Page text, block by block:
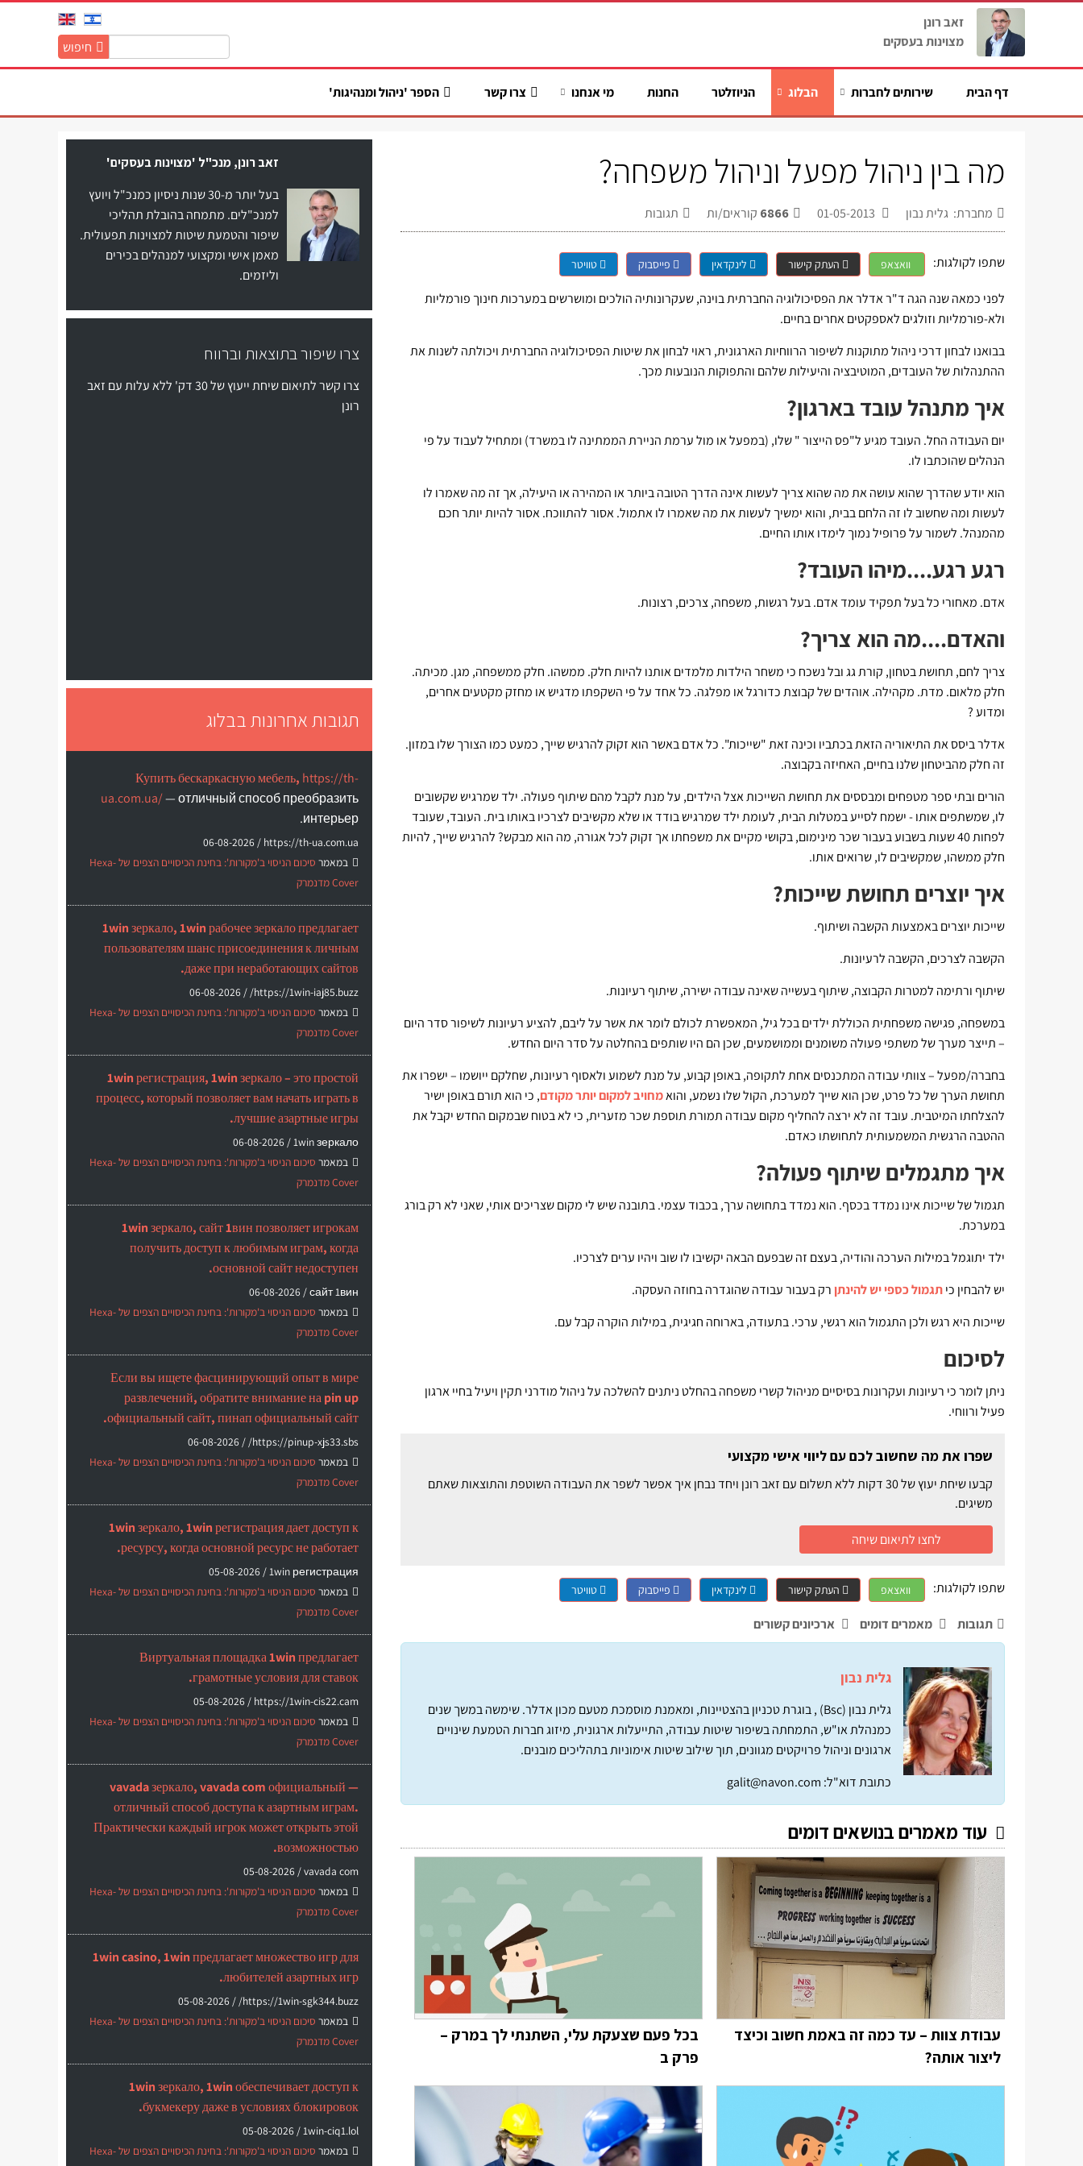
באתר:
חיפוש
זאב רונן
מצוינות בעסקים
דף הבית שירותים לחברות הבלוג הניוזלטר החנות מי אנחנו צרו קשר הספר 'ניהול ומנהיגות'
מה בין ניהול מפעל וניהול משפחה?
מחברת: גלית נבון 6866 קוראים/ות תגובות
שתפו לקולגות: וואצאפ העתק קישור לינקדאין פייסבוק טוויטר
לפני כמאה שנה הגה ד"ר אדלר את הפסיכולוגיה החברתית בוינה, שעקרונותיה הולכים ומושרשים במערכות חינוך פורמליות
ולא-פורמליות וזולגים לאספקטים אחרים בחיים.
בבואנו לבחון דרכי ניהול מתוקנות לשיפור הרווחיות הארגונית, ראוי לבחון את שיטות הפסיכולוגיה החברתית ויכולתה לשנות את
ההתנהלות של העובדים, המוטיבציה והיעילות שלהם והתפוקות הנובעות מכך.
איך מתנהל עובד בארגון?
יום העבודה החל. העובד מגיע ל"פס הייצור " שלו, (במפעל או מול ערמת הניירת הממתינה לו במשרד) ומתחיל לעבוד על פי
הנהלים שהוכתבו לו.
הוא יודע שהדרך שהוא עושה את מה שהוא צריך לעשות אינה הדרך הטובה ביותר או המהירה או היעילה, אך זה מה שאמרו לו
לעשות ומה שחשוב לו זה הלחם בבית, והוא ימשיך לעשות את מה שאמרו לו אתמול. אסור להתווכח. אסור להיות יותר חכם
מהמנהל. לשמור על פרופיל נמוך לימדו אותו החיים.
רגע רגע....מיהו העובד?
אדם. מאחורי כל בעל תפקיד עומד אדם. בעל רגשות, משפחה, צרכים, רצונות.
והאדם....מה הוא צריך?
צריך לחם, תחושת בטחון, קורת גג ובל נשכח כי משחר הילדות מלמדים אותנו להיות חלק. ממשהו. חלק ממשפחה, מגן. מכיתה.
חלק מלאום. מדת. מקהילה. אוהדים של קבוצת כדורגל או מפלגה. כל אחד על פי השקפתו מדגיש או מחזק מקטעים אחרים,
ומדוע ?
אדלר ביסס את התיאוריה הזאת בכתביו וכינה זאת "שייכות". כל אדם באשר הוא זקוק להרגיש שייך, כמעט כמו הצורך שלו במזון.
זה חלק מהביטחון שלנו בחיים, האחיזה בקבוצה.
הורים ובתי ספר מטפחים ומבססים את תחושת השייכות אצל הילדים, על מנת לקבל מהם שיתוף פעולה. ילד שמרגיש שקשובים
לו, שמשתפים אותו - ישמח לסייע במטלות הבית, לעומת ילד שמרגיש בודד או שלא מקשיבים לצרכיו באותו בית. העובד, שעובד
לפחות 40 שעות בשבוע בעבור שכר מינימום, בקושי מקיים את משפחתו אך זקוק לכל אגורה, מה הוא מבקש? להרגיש שייך, להיות
חלק ממשהו, שמקשיבים לו, שרואים אותו.
איך יוצרים תחושת שייכות?
שייכות יוצרים באמצעות הקשבה ושיתוף.
הקשבה לצרכים, הקשבה לרעיונות.
שיתוף ורתימה למטרות הקבוצה, שיתוף בעשייה שאינה עבודה ישירה, שיתוף רעיונות.
במשפחה, פגישה משפחתית הכוללת ילדים בכל גיל, המאפשרת לכולם לומר את אשר על ליבם, להציע רעיונות לשיפור סדר היום
– תייצר מערך של משתפי פעולה משומנים וממושמעים, שכן הם היו שותפים בהחלטה על סדר היום החדש.
בחברה/מפעל – צוותי עבודה המתכנסים אחת לתקופה, באופן קבוע, על מנת לשמוע ולאסוף רעיונות, שחלקם ייושמו – ישפרו את
תחושת הערך של כל פרט, שכן הוא שייך למערכת, הקול שלו נשמע, והואמחויב למקום יותר מקודם, כי הוא תורם באופן ישיר
להצלחתו המיטבית. עובד זה לא ירצה להחליף מקום עבודה תמורת תוספת שכר מזערית, כי לא בטוח שבמקום החדש יקבל את
ההטבה הרגשית המשמעותית לתחושתו כאדם.
איך מתגמלים שיתוף פעולה?
תגמול של שייכות אינו נמדד בכסף. הוא נמדד בתחושה ערך, בכבוד עצמי. בתובנה שיש לי מקום שצריכים אותי, שאני לא רק בורג
במערכת.
ילד יתוגמל במילות הערכה והודיה, בעצם זה שבפעם הבאה יקשיבו לו שוב ויהיו ערים לצרכיו.
יש להבחין כיתגמול כספי יש להינתןרק בעבור עבודה שהוגדרה בחוזה העסקה.
שייכות היא רגש ולכן התגמול הוא רגשי, ערכי. בתעודה, בארוחה חגיגית, במילות הוקרה קבל עם.
לסיכום
ניתן לומר כי רעיונות ועקרונות בסיסיים מניהול קשרי משפחה בהחלט ניתנים להשלכה על ניהול מודרני תקין ויעיל בחיי ארגון
פעיל ורווחי.
שפרו את מה שחשוב לכם עם ליווי אישי מקצועי
קבעו שיחת יעוץ של 30 דקות ללא תשלום עם זאב רונן ויחד נבחן איך אפשר לשפר את העבודה השוטפת והתוצאות שאתם
משיגים.
לחצו לתיאום שיחה
שתפו לקולגות: וואצאפ העתק קישור לינקדאין פייסבוק טוויטר
תגובות מאמרים דומים ארכיונים קשורים
גלית נבון
גלית נבון (Bsc) ‏, בוגרת טכניון בהצטיינות, ומאמנת מוסמכת מטעם מכון אדלר. שימשה במשך שנים
כמנהלת או"ש, התמחתה בשיפור שיטות עבודה, התייעלות ארגונית, מיזוג חברות הטמעת שינויים
ארגונים וניהול פרויקטים מגוונים, תוך שילוב שיטות אימוניות בתהליכים מובנים.
כתובת דוא"ל: galit@navon.com
עוד מאמרים בנושאים דומים
עבודת צוות – עד כמה זה באמת חשוב וכיצד
ליצור אותה?
בכל פעם שצעקת עלי, השתנתי לך במרק –
פרק ב
זאב רונן, מנכ"ל 'מצוינות בעסקים'
בעל יותר מ-30 שנות ניסיון כמנכ"ל ויועץ
למנכ"לים. מתמחה בהובלת תהליכי
שיפור והטמעת שיטות למצוינות תפעולית.
מאמן אישי ומקצועי למנהלים בכירים
וליזמים.
צרו שיפור בתוצאות וברווח
צרו קשר לתיאום שיחת ייעוץ של 30 דק' ללא עלות עם זאב
רונן
תגובות אחרונות בבלוג
Купить бескаркасную мебель, https://th-
ua.com.ua/— отличный способ преобразить
интерьер.
https://th-ua.com.ua /
06-08-2026
במאמר
סיכום הניסוי ב'מקורות': בחינת הכיסויים הצפים של Hexa-
Cover מדנמרק
1win зеркало, 1win рабочее зеркало предлагает
пользователям шанс присоединения к личным
даже при неработающих сайтов.
https://1win-iaj85.buzz/ /
06-08-2026
במאמר
סיכום הניסוי ב'מקורות': בחינת הכיסויים הצפים של Hexa-
Cover מדנמרק
1win регистрация, 1win зеркало – это простой
процесс, который позволяет вам начать играть в
лучшие азартные игры.
1win зеркало /
06-08-2026
במאמר
סיכום הניסוי ב'מקורות': בחינת הכיסויים הצפים של Hexa-
Cover מדנמרק
1win зеркало, сайт 1вин позволяет игрокам
получить доступ к любимым играм, когда
основной сайт недоступен.
сайт 1вин /
06-08-2026
במאמר
סיכום הניסוי ב'מקורות': בחינת הכיסויים הצפים של Hexa-
Cover מדנמרק
Если вы ищете фасцинирующий опыт в мире
развлечений, обратите внимание на pin up
официальный сайт, пинап официальный сайт.
https://pinup-xjs33.sbs/ /
06-08-2026
במאמר
סיכום הניסוי ב'מקורות': בחינת הכיסויים הצפים של Hexa-
Cover מדנמרק
1win зеркало, 1win регистрация дает доступ к
ресурсу, когда основной ресурс не работает.
1win регистрация /
05-08-2026
במאמר
סיכום הניסוי ב'מקורות': בחינת הכיסויים הצפים של Hexa-
Cover מדנמרק
Виртуальная площадка 1win предлагает
грамотные условия для ставок.
https://1win-cis22.cam /
05-08-2026
במאמר
סיכום הניסוי ב'מקורות': בחינת הכיסויים הצפים של Hexa-
Cover מדנמרק
vavada зеркало, vavada com официальный —
отличный способ доступа к азартным играм.
Практически каждый игрок может открыть этой
возможностью.
vavada com /
05-08-2026
במאמר
סיכום הניסוי ב'מקורות': בחינת הכיסויים הצפים של Hexa-
Cover מדנמרק
1win casino, 1win предлагает множество игр для
любителей азартных игр.
https://1win-sgk344.buzz/ /
05-08-2026
במאמר
סיכום הניסוי ב'מקורות': בחינת הכיסויים הצפים של Hexa-
Cover מדנמרק
1win зеркало, 1win обеспечивает доступ к
букмекеру даже в условиях блокировок.
1win-ciq1.lol /
05-08-2026
במאמר
סיכום הניסוי ב'מקורות': בחינת הכיסויים הצפים של Hexa-